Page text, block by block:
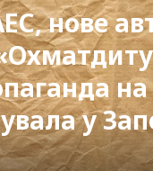
нове
у